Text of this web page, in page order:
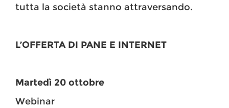
tutta la società stanno attraversando.
L’OFFERTA DI PANE E INTERNET
Martedì 20 ottobre
Webinar